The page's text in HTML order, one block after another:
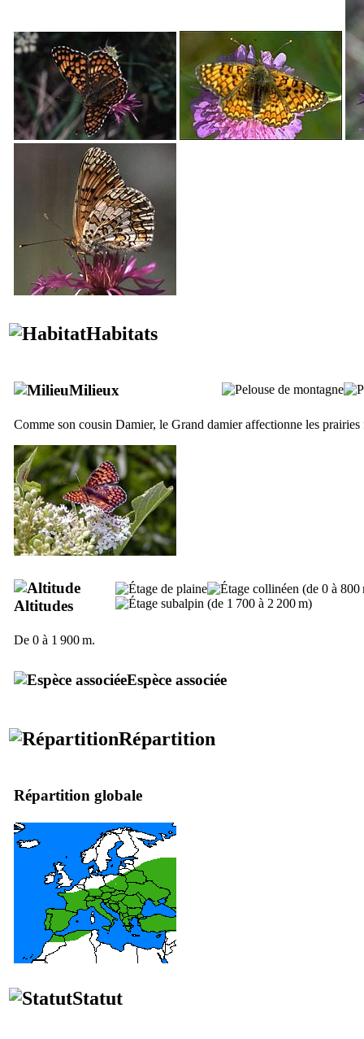
Habitats
Milieux
Comme son cousin Damier, le Grand damier affectionne les prairies
Altitudes
De 0 à 1 900 m.
Espèce associée
Répartition
Répartition globale
Statut